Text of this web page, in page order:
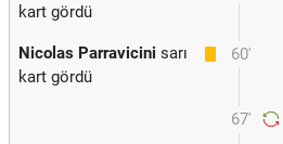
kart gördü
60'
Nicolas Parravicini sarı
kart gördü
67'